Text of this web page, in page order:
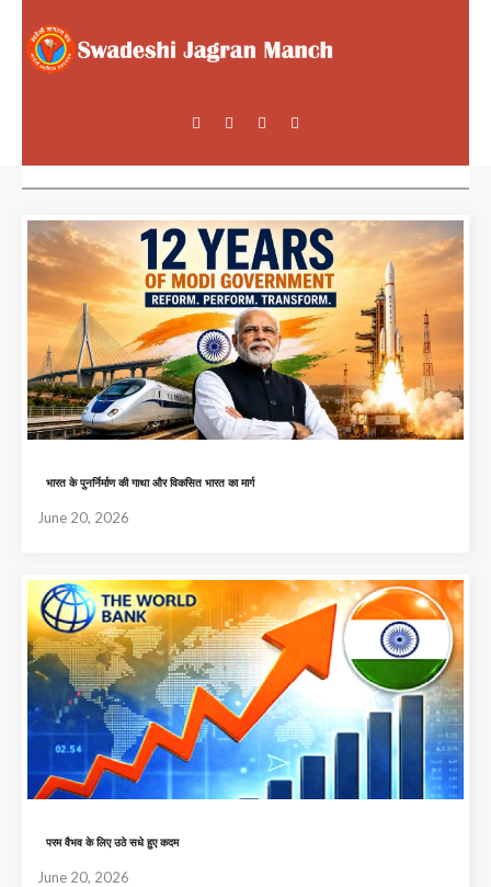
भारत के पुनर्निर्माण की गाथा और विकसित भारत का मार्ग
June 20, 2026
परम वैभव के लिए उठे सधे हुए कदम
June 20, 2026